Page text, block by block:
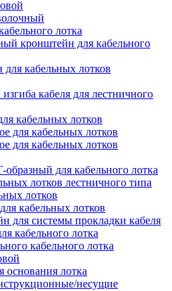
лотка
кронштейн для кабельного
кабельных лотков
кабеля для лестничного
кабельных лотков
для кабельных лотков
для кабельных лотков
для кабельного лотка
лотков лестничного типа
лотков
кабельных лотков
для системы прокладки кабеля
кабельного лотка
кабельного лотка
основания лотка
несущие